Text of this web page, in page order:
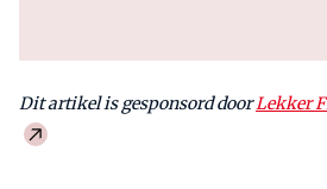
Dit artikel is gesponsord doorLekker